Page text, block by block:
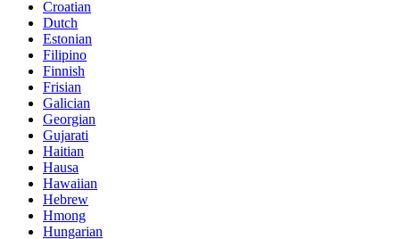
Croatian
Dutch
Estonian
Filipino
Finnish
Frisian
Galician
Georgian
Gujarati
Haitian
Hausa
Hawaiian
Hebrew
Hmong
Hungarian